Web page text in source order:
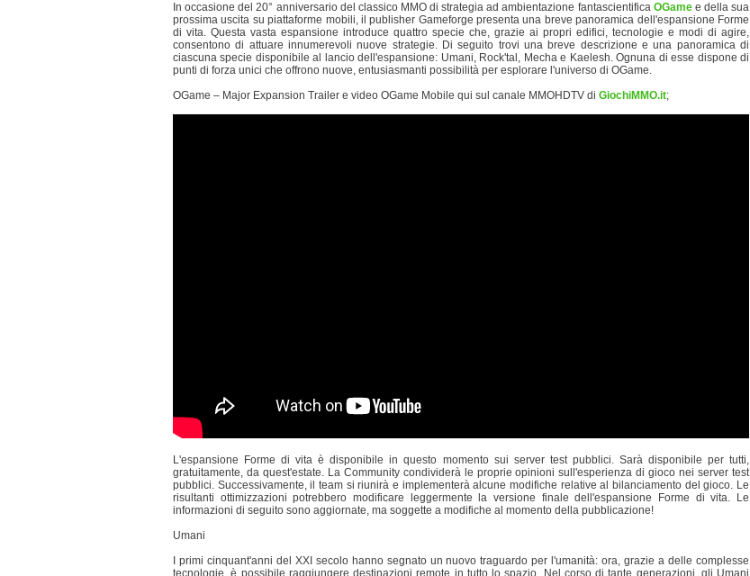
In occasione del 20° anniversario del classico MMO di strategia ad ambientazione fantascientifica OGamee della sua
prossima uscita su piattaforme mobili, il publisher Gameforge presenta una breve panoramica dell'espansione Forme
di vita. Questa vasta espansione introduce quattro specie che, grazie ai propri edifici, tecnologie e modi di agire,
consentono di attuare innumerevoli nuove strategie. Di seguito trovi una breve descrizione e una panoramica di
ciascuna specie disponibile al lancio dell'espansione: Umani, Rock'tal, Mecha e Kaelesh. Ognuna di esse dispone di
punti di forza unici che offrono nuove, entusiasmanti possibilità per esplorare l'universo di OGame.
OGame – Major Expansion Trailer e video OGame Mobile qui sul canale MMOHDTV di GiochiMMO.it;
L'espansione Forme di vita è disponibile in questo momento sui server test pubblici. Sarà disponibile per tutti,
gratuitamente, da quest'estate. La Community condividerà le proprie opinioni sull'esperienza di gioco nei server test
pubblici. Successivamente, il team si riunirà e implementerà alcune modifiche relative al bilanciamento del gioco. Le
risultanti ottimizzazioni potrebbero modificare leggermente la versione finale dell'espansione Forme di vita. Le
informazioni di seguito sono aggiornate, ma soggette a modifiche al momento della pubblicazione!
Umani
I primi cinquant'anni del XXI secolo hanno segnato un nuovo traguardo per l'umanità: ora, grazie a delle complesse
tecnologie, è possibile raggiungere destinazioni remote in tutto lo spazio. Nel corso di tante generazioni, gli Umani